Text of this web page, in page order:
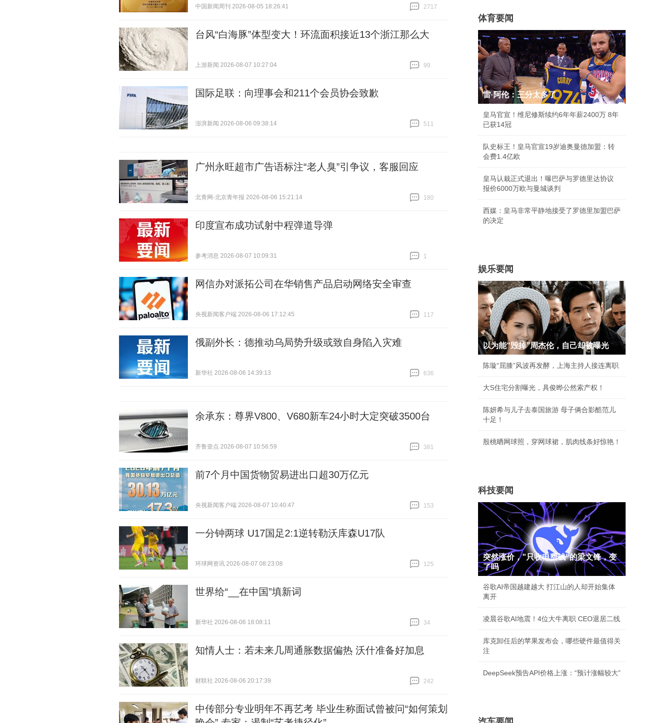
中国新闻周刊 2026-08-05 18:26:41
2717
台风“白海豚”体型变大！环流面积接近13个浙江那么大
上游新闻 2026-08-07 10:27:04
99
国际足联：向理事会和211个会员协会致歉
澎湃新闻 2026-08-06 09:38:14
511
广州永旺超市广告语标注“老人臭”引争议，客服回应
北青网-北京青年报 2026-08-06 15:21:14
180
印度宣布成功试射中程弹道导弹
参考消息 2026-08-07 10:09:31
1
网信办对派拓公司在华销售产品启动网络安全审查
央视新闻客户端 2026-08-06 17:12:45
117
俄副外长：德推动乌局势升级或致自身陷入灾难
新华社 2026-08-06 14:39:13
636
余承东：尊界V800、V680新车24小时大定突破3500台
齐鲁壹点 2026-08-07 10:56:59
381
前7个月中国货物贸易进出口超30万亿元
央视新闻客户端 2026-08-07 10:40:47
153
一分钟两球 U17国足2:1逆转勒沃库森U17队
环球网资讯 2026-08-07 08:23:08
125
世界给“__在中国”填新词
新华社 2026-08-06 18:08:11
34
知情人士：若未来几周通胀数据偏热 沃什准备好加息
财联社 2026-08-06 20:17:39
242
中传部分专业明年不再艺考 毕业生称面试曾被问“如何策划
体育要闻
雷·阿伦：三分太多了
皇马官宣！维尼修斯续约6年年薪2400万 8年
已获14冠
队史标王！皇马官宣19岁迪奥曼德加盟：转
会费1.4亿欧
皇马认栽正式退出！曝巴萨与罗德里达协议
报价6000万欧与曼城谈判
西媒：皇马非常平静地接受了罗德里加盟巴萨
的决定
娱乐要闻
以为能“毁掉”周杰伦，自己却被曝光
陈璇“屈膝”风波再发酵，上海主持人接连离职
大S住宅分割曝光，具俊晔公然索产权！
陈妍希与儿子去泰国旅游 母子俩合影酷范儿
十足！
殷桃晒网球照，穿网球裙，肌肉线条好惊艳！
科技要闻
突然涨价，"只收电费钱"的梁文锋，变
了吗
谷歌AI帝国越建越大 打江山的人却开始集体
离开
凌晨谷歌AI地震！4位大牛离职 CEO退居二线
库克卸任后的苹果发布会，哪些硬件最值得关
注
DeepSeek预告API价格上涨：“预计涨幅较大”